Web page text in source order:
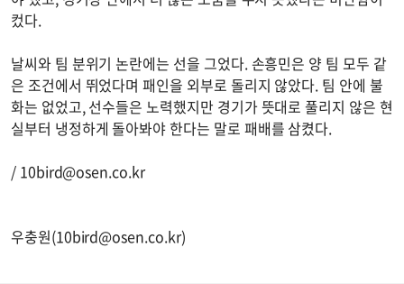
컸다.
날씨와 팀 분위기 논란에는 선을 그었다. 손흥민은 양 팀 모두 같
은 조건에서 뛰었다며 패인을 외부로 돌리지 않았다. 팀 안에 불
화는 없었고, 선수들은 노력했지만 경기가 뜻대로 풀리지 않은 현
실부터 냉정하게 돌아봐야 한다는 말로 패배를 삼켰다.
/ 10bird@osen.co.kr
우충원(10bird@osen.co.kr)